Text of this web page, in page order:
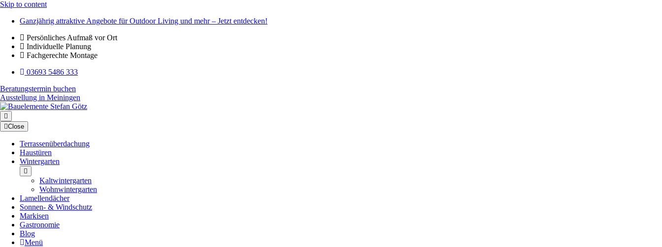
Skip to content
Ganzjährig attraktive Angebote für Outdoor Living und mehr – Jetzt entdecken!
Persönliches Aufmaß vor Ort
Individuelle Planung
Fachgerechte Montage
03693 5486 333
Beratungstermin buchen
Ausstellung in Meiningen
Close
Terrassenüberdachung
Haustüren
Wintergarten
Kaltwintergarten
Wohnwintergarten
Lamellendächer
Sonnen- & Windschutz
Markisen
Gastronomie
Blog
Menü